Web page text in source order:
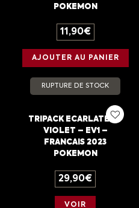
POKEMON
11,90€
AJOUTER AU PANIER
RUPTURE DE STOCK
TRIPACK ECARLATE ET
VIOLET – EV1 –
FRANCAIS 2023
POKEMON
29,90€
VOIR